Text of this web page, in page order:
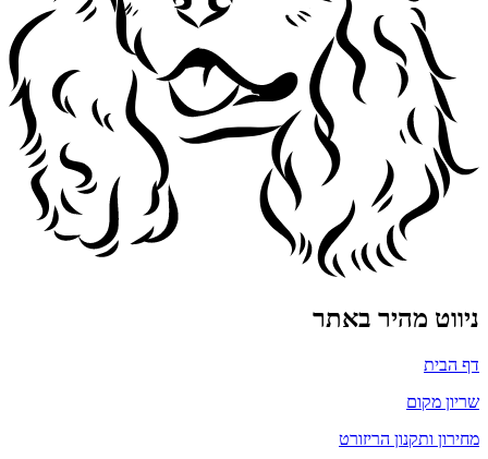
ניווט מהיר באתר
דף הבית
שריון מקום
מחירון ותקנון הריזורט